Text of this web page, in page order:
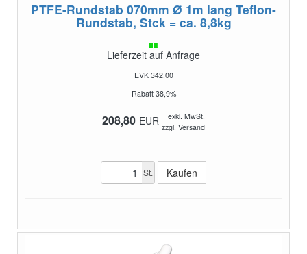
PTFE-Rundstab 070mm Ø 1m lang Teflon-
Rundstab, Stck = ca. 8,8kg
Lieferzeit auf Anfrage
EVK 342,00
Rabatt 38,9%
208,80 EUR
exkl. MwSt.
zzgl. Versand
St.